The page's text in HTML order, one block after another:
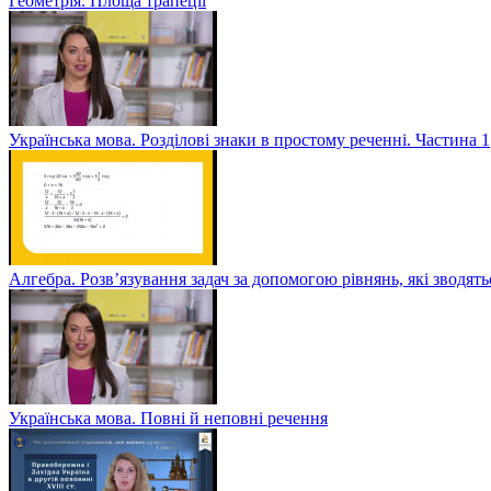
Українська мова. Розділові знаки в простому реченні. Частина 1
Алгебра. Розв’язування задач за допомогою рівнянь, які
Українська мова. Повні й неповні речення